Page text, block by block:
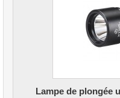
Lampe de plongée